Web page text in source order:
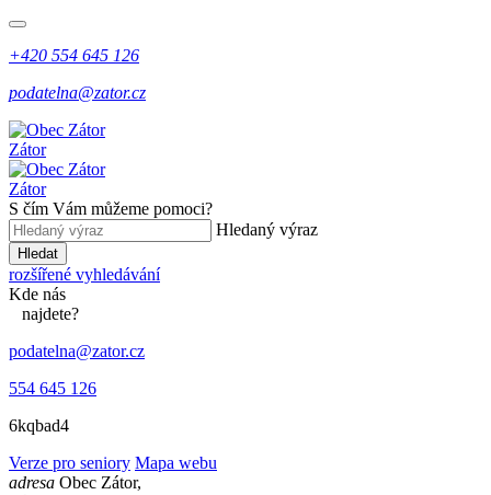
+420 554 645 126
podatelna@zator.cz
Zátor
Zátor
S čím Vám můžeme pomoci?
Hledaný výraz
Hledat
rozšířené vyhledávání
Kde nás
najdete?
podatelna@zator.cz
554 645 126
6kqbad4
Verze pro seniory Mapa webu
adresa Obec Zátor,